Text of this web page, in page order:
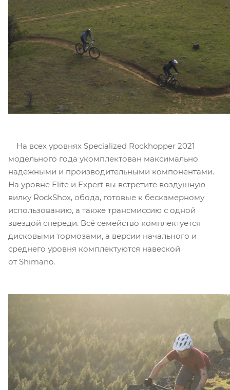
На всех уровнях Specialized Rockhopper 2021
модельного года укомплектован максимально
надёжными и производительными компонентами.
На уровне Elite и Expert вы встретите воздушную
вилку RockShox, обода, готовые к бескамерному
использованию, а также трансмиссию с одной
звездой спереди. Всё семейство комплектуется
дисковыми тормозами, а версии начального и
среднего уровня комплектуются навеской
от Shimano.